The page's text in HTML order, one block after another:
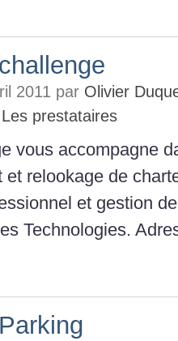
2011 par Olivier
Les prestataires
vous accompagne
relookage de
et gestion
Technologies.